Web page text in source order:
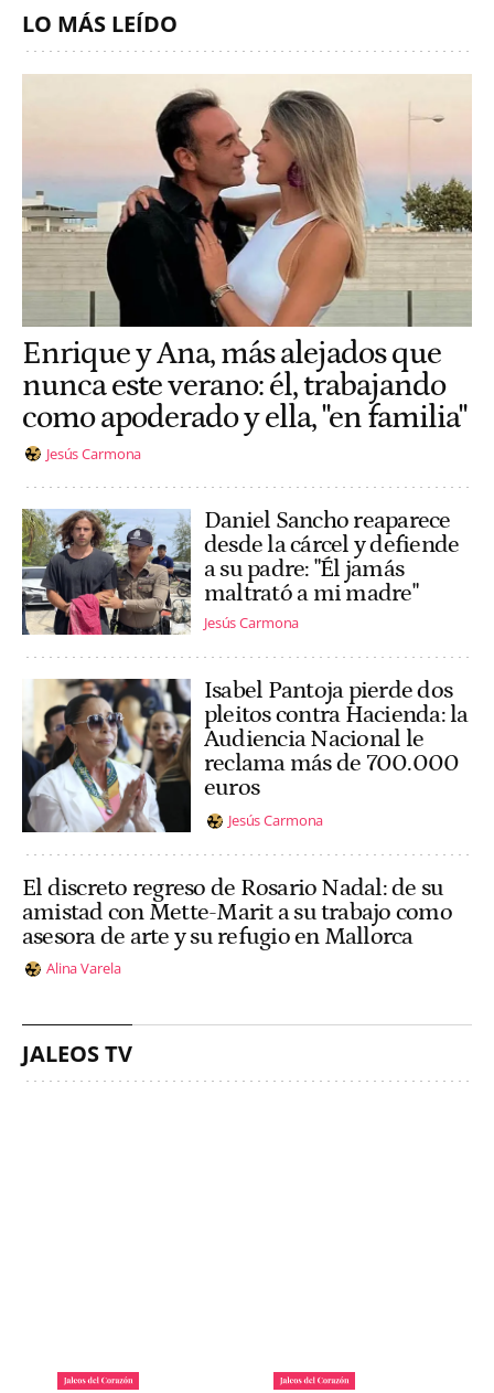
LO MÁS LEÍDO
Enrique y Ana, más alejados que
nunca este verano: él, trabajando
como apoderado y ella, "en familia"
Jesús Carmona
Daniel Sancho reaparece
desde la cárcel y defiende
a su padre: "Él jamás
maltrató a mi madre"
Jesús Carmona
Isabel Pantoja pierde dos
pleitos contra Hacienda: la
Audiencia Nacional le
reclama más de 700.000
euros
Jesús Carmona
El discreto regreso de Rosario Nadal: de su
amistad con Mette-Marit a su trabajo como
asesora de arte y su refugio en Mallorca
Alina Varela
JALEOS TV